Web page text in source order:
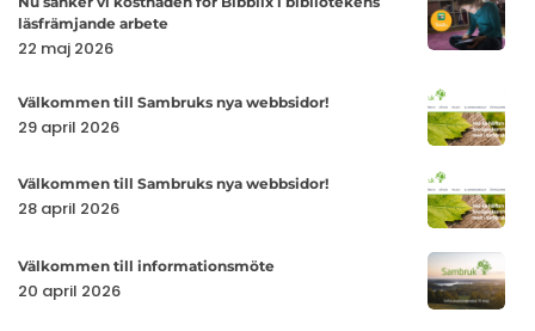
–
närvaro,
och
en
väg
tillbaka
till
läsfrämjande arbete
22 maj 2026
sänker
kostnaden
för
Bibblix
i
arbete
Välkommen till Sambruks nya webbsidor!
29 april 2026
till
nya
webbsidor!
Välkommen till Sambruks nya webbsidor!
28 april 2026
till
nya
webbsidor!
Välkommen till informationsmöte
20 april 2026
till